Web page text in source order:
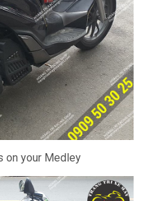
on your Medley